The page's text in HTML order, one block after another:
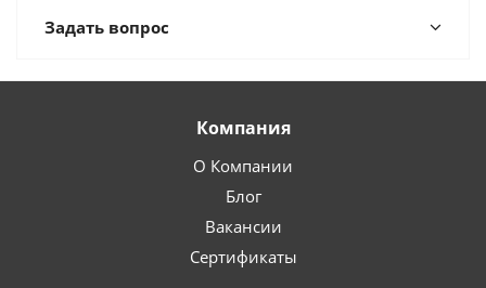
Задать вопрос
Компания
О Компании
Блог
Вакансии
Сертификаты